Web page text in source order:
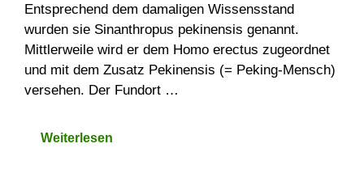
Entsprechend dem damaligen Wissensstand
wurden sie Sinanthropus pekinensis genannt.
Mittlerweile wird er dem Homo erectus zugeordnet
und mit dem Zusatz Pekinensis (= Peking-Mensch)
versehen. Der Fundort …
Weiterlesen